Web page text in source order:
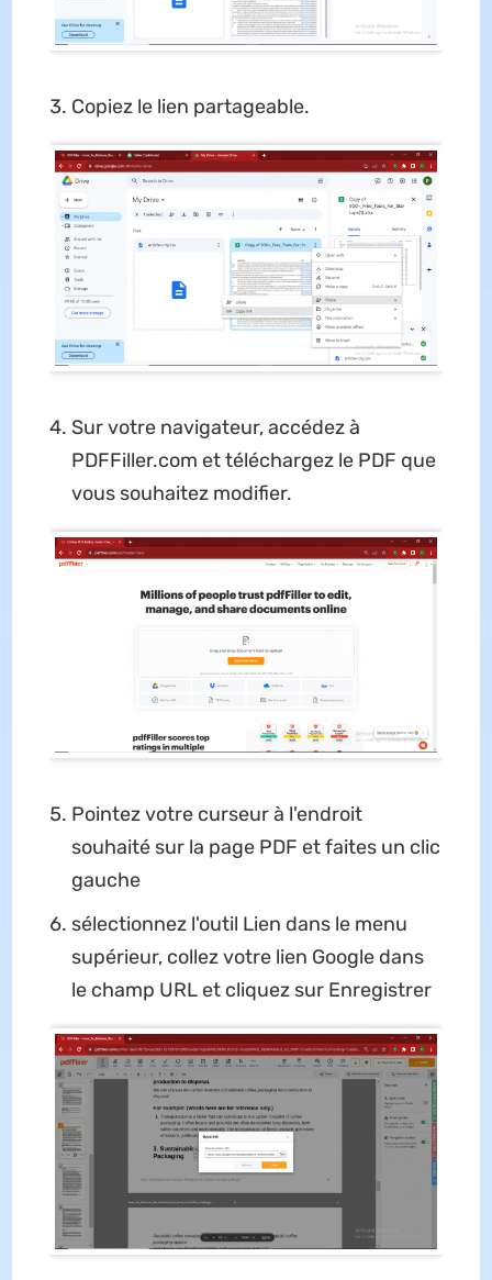
Copiez le lien partageable.
Sur votre navigateur, accédez à
PDFFiller.com et téléchargez le PDF que
vous souhaitez modifier.
Pointez votre curseur à l'endroit
souhaité sur la page PDF et faites un clic
gauche
sélectionnez l'outil Lien dans le menu
supérieur, collez votre lien Google dans
le champ URL et cliquez sur Enregistrer